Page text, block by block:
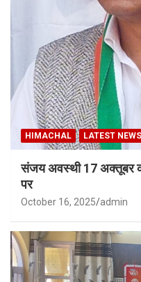
HIMACHAL LATEST NEWS
संजय अवस्थी 17 अक्तूबर
पर
October 16, 2025 admin